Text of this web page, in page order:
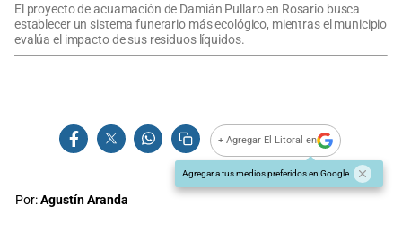
El proyecto de acuamación de Damián Pullaro en Rosario busca
establecer un sistema funerario más ecológico, mientras el municipio
evalúa el impacto de sus residuos líquidos.
+ Agregar El Litoral en
Agregar a tus medios preferidos en Google
Por:Agustín Aranda